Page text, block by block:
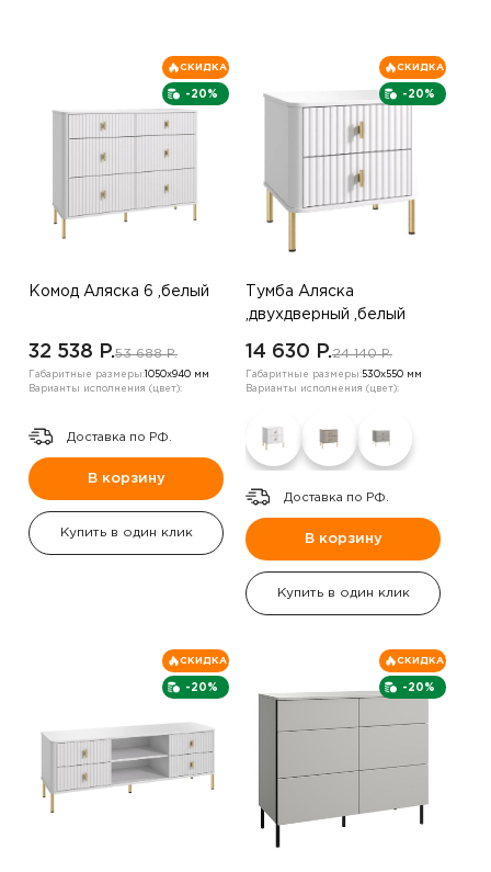
-20%
СКИДКА
Комод Аляска 6 ,белый
32 538 P.53 688 P.
Габаритные размеры: 1050х940 мм
Варианты исполнения (цвет):
Доставка по РФ.
В корзину
Купить в один клик
-20%
СКИДКА
Тумба Аляска
,двухдверный ,белый
14 630 P.24 140 P.
Габаритные размеры:530х550 мм
Варианты исполнения (цвет):
Доставка по РФ.
В корзину
Купить в один клик
-20%
СКИДКА
-20%
СКИДКА